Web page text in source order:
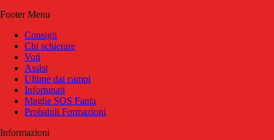
Footer Menu
Consigli
Chi schierare
Voti
Assist
Ultime dai campi
Infortunati
Maglie SOS Fanta
Probabili Formazioni
Informazioni